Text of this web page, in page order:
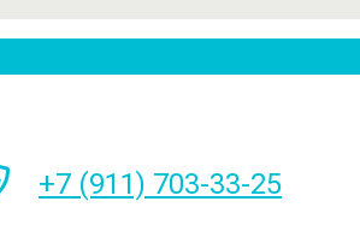
+7 (911) 703-33-25